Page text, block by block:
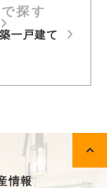
探す
一戸建て
情報